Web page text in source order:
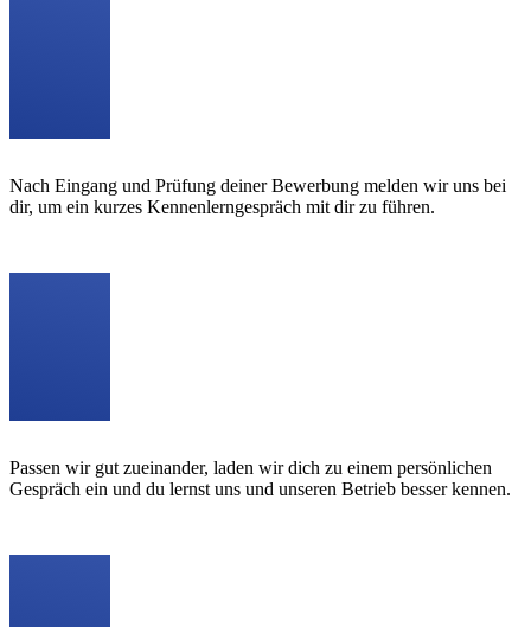
Nach Eingang und Prüfung deiner Bewerbung melden wir uns bei
dir, um ein kurzes Kennenlerngespräch mit dir zu führen.
Passen wir gut zueinander, laden wir dich zu einem persönlichen
Gespräch ein und du lernst uns und unseren Betrieb besser kennen.